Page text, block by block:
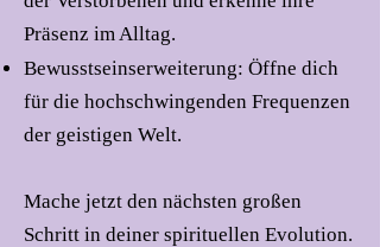
Präsenz im Alltag.
Bewusstseinserweiterung: Öffne dich
für die hochschwingenden Frequenzen
der geistigen Welt.
Mache jetzt den nächsten großen
Schritt in deiner spirituellen Evolution.